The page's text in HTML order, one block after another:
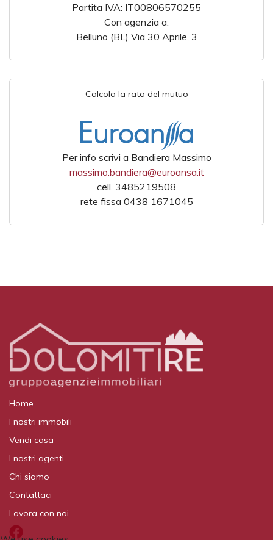
Partita IVA: IT00806570255
Con agenzia a:
Belluno (BL) Via 30 Aprile, 3
Calcola la rata del mutuo
Per info scrivi a Bandiera Massimo
massimo.bandiera@euroansa.it
cell. 3485219508
rete fissa 0438 1671045
Home
I nostri immobili
Vendi casa
I nostri agenti
Chi siamo
Contattaci
Lavora con noi